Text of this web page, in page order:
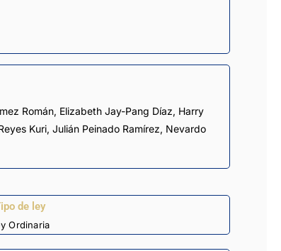
Román, Elizabeth Jay-Pang Díaz, Harry
Kuri, Julián Peinado Ramírez, Nevardo
de ley
Ordinaria